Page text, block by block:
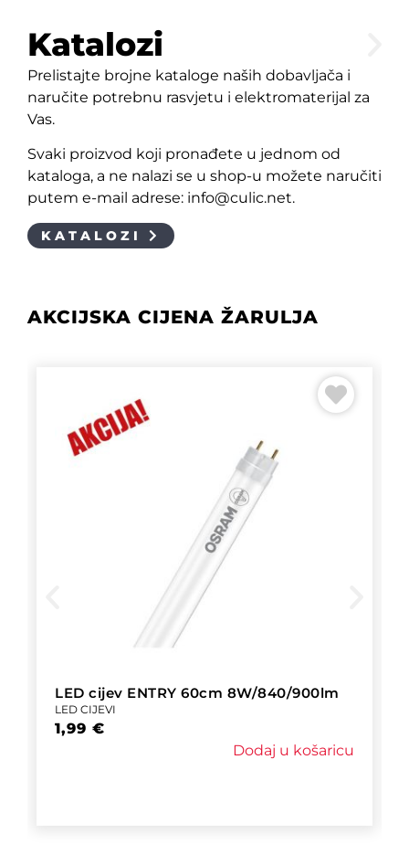
Katalozi
Prelistajte brojne kataloge naših dobavljača i
naručite potrebnu rasvjetu i elektromaterijal za
Vas.
Svaki proizvod koji pronađete u jednom od
kataloga, a ne nalazi se u shop-u možete naručiti
putem e-mail adrese: info@culic.net.
KATALOZI
AKCIJSKA CIJENA ŽARULJA
LED cijev ENTRY 60cm 8W/840/900lm
LED CIJEVI
1,99 €
Dodaj u košaricu